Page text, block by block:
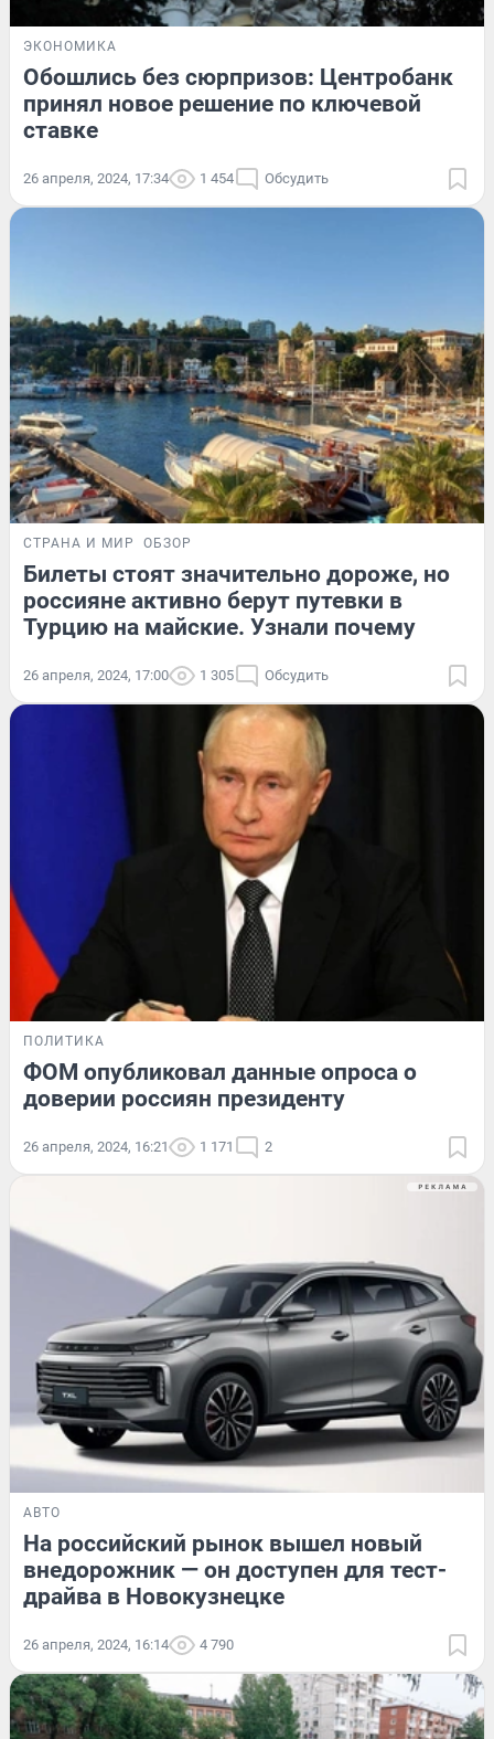
ЭКОНОМИКА
Обошлись без сюрпризов: Центробанк
принял новое решение по ключевой
ставке
26 апреля, 2024, 17:34 1 454 Обсудить
СТРАНА И МИР ОБЗОР
Билеты стоят значительно дороже, но
россияне активно берут путевки в
Турцию на майские. Узнали почему
26 апреля, 2024, 17:00 1 305 Обсудить
ПОЛИТИКА
ФОМ опубликовал данные опроса о
доверии россиян президенту
26 апреля, 2024, 16:21 1 171 2
АВТО
На российский рынок вышел новый
внедорожник — он доступен для тест-
драйва в Новокузнецке
26 апреля, 2024, 16:14 4 790